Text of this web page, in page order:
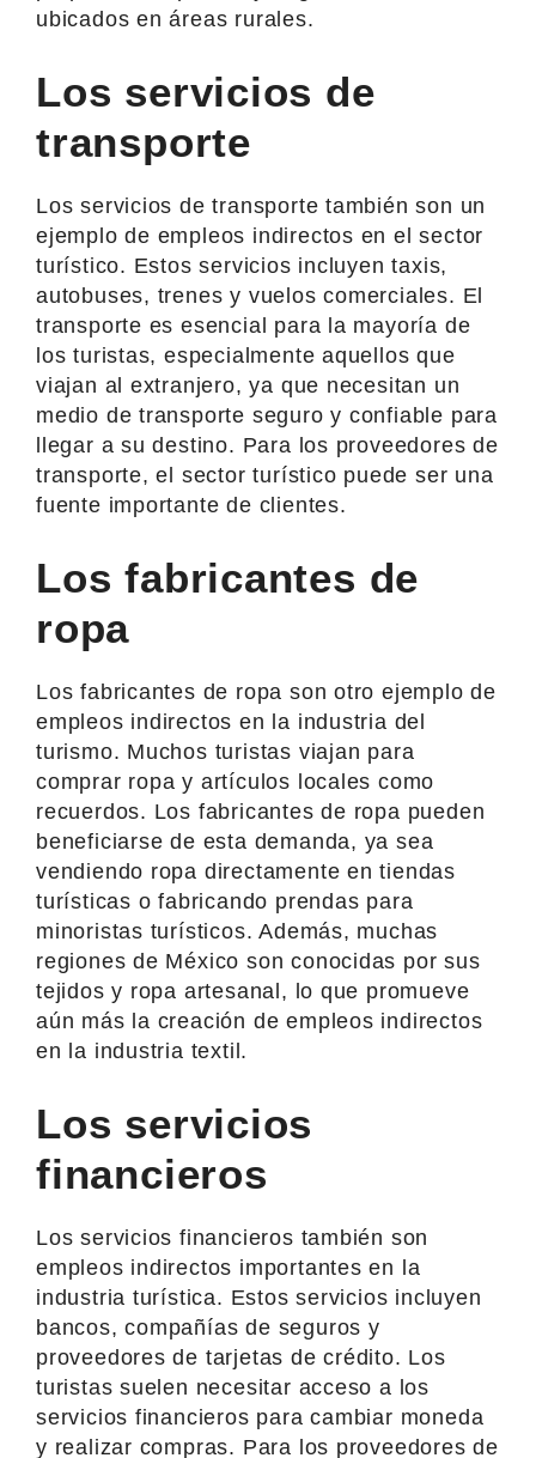
ubicados en áreas rurales.
Los servicios de
transporte
Los servicios de transporte también son un
ejemplo de empleos indirectos en el sector
turístico. Estos servicios incluyen taxis,
autobuses, trenes y vuelos comerciales. El
transporte es esencial para la mayoría de
los turistas, especialmente aquellos que
viajan al extranjero, ya que necesitan un
medio de transporte seguro y confiable para
llegar a su destino. Para los proveedores de
transporte, el sector turístico puede ser una
fuente importante de clientes.
Los fabricantes de
ropa
Los fabricantes de ropa son otro ejemplo de
empleos indirectos en la industria del
turismo. Muchos turistas viajan para
comprar ropa y artículos locales como
recuerdos. Los fabricantes de ropa pueden
beneficiarse de esta demanda, ya sea
vendiendo ropa directamente en tiendas
turísticas o fabricando prendas para
minoristas turísticos. Además, muchas
regiones de México son conocidas por sus
tejidos y ropa artesanal, lo que promueve
aún más la creación de empleos indirectos
en la industria textil.
Los servicios
financieros
Los servicios financieros también son
empleos indirectos importantes en la
industria turística. Estos servicios incluyen
bancos, compañías de seguros y
proveedores de tarjetas de crédito. Los
turistas suelen necesitar acceso a los
servicios financieros para cambiar moneda
y realizar compras. Para los proveedores de